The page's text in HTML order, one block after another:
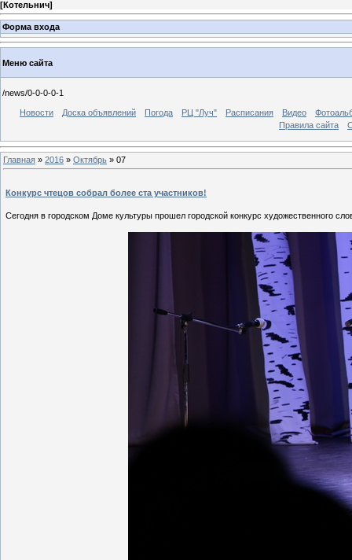
[Котельнич]
Форма входа
Меню сайта
/news/0-0-0-0-1
Новости Доска объявлений Погода РЦ "Луч" Расписания Видео
Правила сайта
Главная » 2016 » Октябрь » 07
Конкурс чтецов собрал более ста участников!
Сегодня в городском Доме культуры прошел городской конкурс художественного